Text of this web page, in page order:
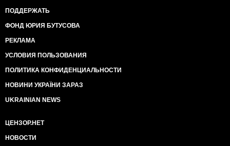
ПОДДЕРЖАТЬ
ФОНД ЮРИЯ БУТУСОВА
РЕКЛАМА
УСЛОВИЯ ПОЛЬЗОВАНИЯ
ПОЛИТИКА КОНФИДЕНЦИАЛЬНОСТИ
НОВИНИ УКРАЇНИ ЗАРАЗ
UKRAINIAN NEWS
ЦЕНЗОР.НЕТ
НОВОСТИ